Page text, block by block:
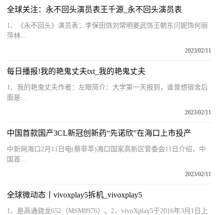
全球关注：永不回头演员表王千源_永不回头演员表
1、《永不回头》演员表：李保田饰刘常明姜武饰王朝东闫妮饰何丽
萍林...
2023/02/11
每日播报!我的艳鬼丈夫txt_我的艳鬼丈夫
1、我的艳鬼丈夫作者：左眼简介：大学第一天报到，谁曾想宿舍后
面是...
2023/02/11
中国首款国产3CL新冠创新药“先诺欣”在海口上市投产
中新网海口2月11日电(蔡菲萃)海口国家高新区管委会11日介绍，中
国首...
2023/02/11
全球微动态丨vivoxplay5拆机_vivoxplay5
1、是高通骁龙652（MSM8976）。2、vivoXplay5于2016年3月1日上